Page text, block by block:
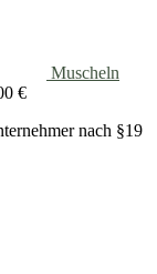
Muscheln
€
nach §19